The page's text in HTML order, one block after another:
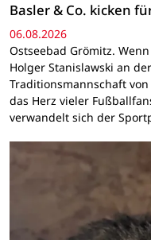
Basler & Co. kicken
06.08.2026
Ostseebad Grömitz.
Holger Stanislawski an
Traditionsmannschaft
das Herz vieler
verwandelt sich der